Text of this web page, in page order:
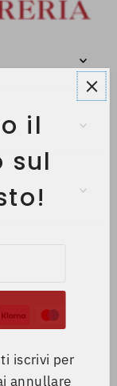
il
sul
iscrivi per
annullare